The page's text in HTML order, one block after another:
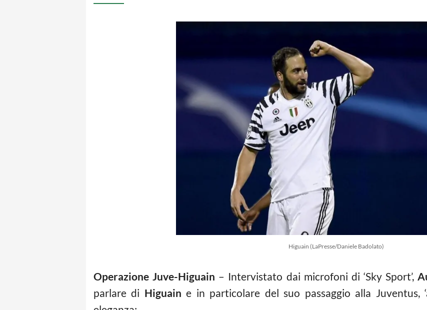
Higuain (LaPresse/Daniele Badolato)
Operazione Juve-Higuain – Intervistato dai microfoni di ‘Sky Sport’,
parlare di Higuain e in particolare del suo passaggio alla Juventus,